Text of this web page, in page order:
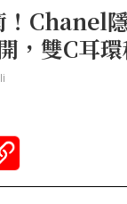
！Chanel
，雙C耳